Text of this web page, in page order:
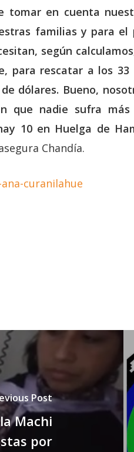
tomar en cuenta
familias y para
según
para rescatar a los
dólares. Bueno,
que nadie sufra
10 en Huelga de
Chandía.
Post
Machi
por